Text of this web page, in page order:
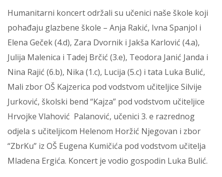
Humanitarni koncert održali su učenici naše škole koji
pohađaju glazbene škole – Anja Rakić, Ivna Spanjol i
Elena Geček (4.d), Zara Dvornik i Jakša Karlović (4.a),
Julija Malenica i Tadej Brčić (3.e), Teodora Janić Janda i
Nina Rajić (6.b), Nika (1.c), Lucija (5.c) i tata Luka Bulić,
Mali zbor OŠ Kajzerica pod vodstvom učiteljice Silvije
Jurković, školski bend “Kajza” pod vodstvom učiteljice
Hrvojke Vlahović Palanović, učenici 3. e razrednog
odjela s učiteljicom Helenom Horžić Njegovan i zbor
“ZbrKu” iz OŠ Eugena Kumičića pod vodstvom učitelja
Mladena Ergića. Koncert je vodio gospodin Luka Bulić.